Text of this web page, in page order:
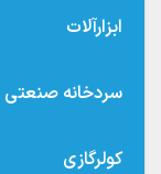
ابزارآلات
سردخانه صنعتی
کولرگازی